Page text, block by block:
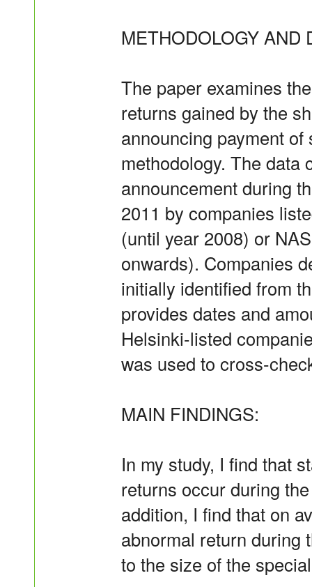
METHODOLOGY AND
The paper examines
returns gained by the
announcing payment
methodology. The data
announcement during
2011 by companies
(until year 2008) or
onwards). Companies
initially identified from
provides dates and
Helsinki-listed
was used to cross-
MAIN FINDINGS:
In my study, I find that
returns occur during
addition, I find that on
abnormal return during
to the size of the